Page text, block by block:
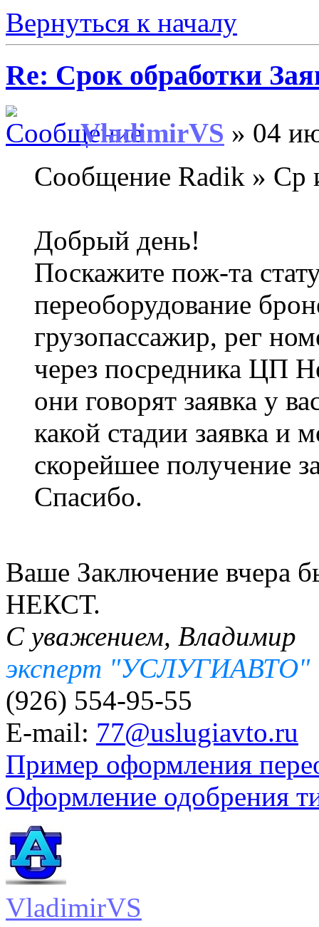
Вернуться к началу
Re: Срок обработки
VladimirVS » 04
Сообщение Radik » Ср
Добрый день!
Поскажите пож-та
переоборудование
грузопассажир, рег
через посредника ЦП
они говорят заявка у
какой стадии заявка и
скорейшее получение
Спасибо.
Ваше Заключение вчера
НЕКСТ.
С уважением, Владимир
эксперт "УСЛУГИАВТО"
(926) 554-95-55
E-mail: 77@uslugiavto.ru
Пример оформления
Оформление одобрения
VladimirVS